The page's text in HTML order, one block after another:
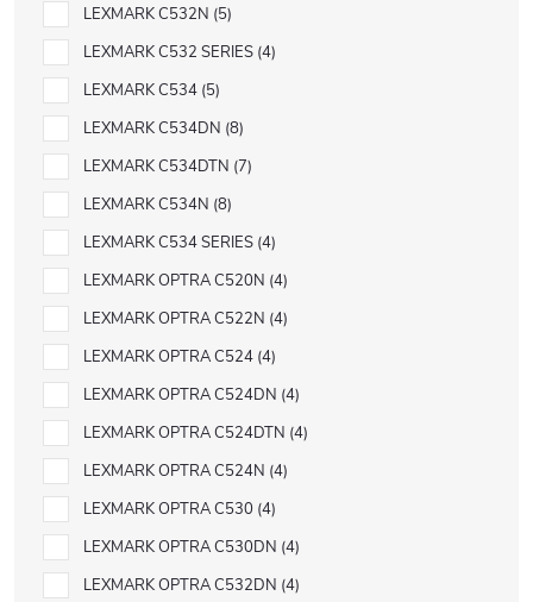
LEXMARK C532N 5
LEXMARK C532 SERIES 4
LEXMARK C534 5
LEXMARK C534DN 8
LEXMARK C534DTN 7
LEXMARK C534N 8
LEXMARK C534 SERIES 4
LEXMARK OPTRA C520N 4
LEXMARK OPTRA C522N 4
LEXMARK OPTRA C524 4
LEXMARK OPTRA C524DN 4
LEXMARK OPTRA C524DTN 4
LEXMARK OPTRA C524N 4
LEXMARK OPTRA C530 4
LEXMARK OPTRA C530DN 4
LEXMARK OPTRA C532DN 4